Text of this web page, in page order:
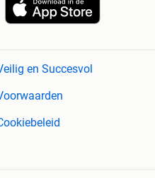
en Succesvol